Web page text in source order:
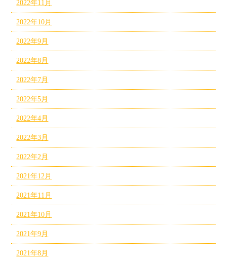
2022年11月
2022年10月
2022年9月
2022年8月
2022年7月
2022年5月
2022年4月
2022年3月
2022年2月
2021年12月
2021年11月
2021年10月
2021年9月
2021年8月